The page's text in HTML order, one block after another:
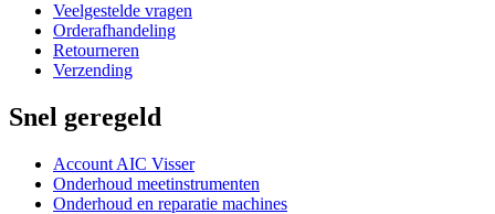
Veelgestelde vragen
Orderafhandeling
Retourneren
Verzending
Snel geregeld
Account AIC Visser
Onderhoud meetinstrumenten
Onderhoud en reparatie machines